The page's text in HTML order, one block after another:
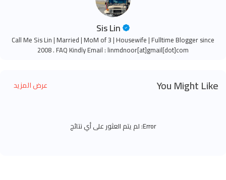
Sis Lin
Call Me Sis Lin | Married | MoM of 3 | Housewife | Fulltime Blogger since
2008 . FAQ Kindly Email : linmdnoor[at]gmail[dot]com
You Might Like عرض المزيد
Error: لم يتم العثور على أي نتائج